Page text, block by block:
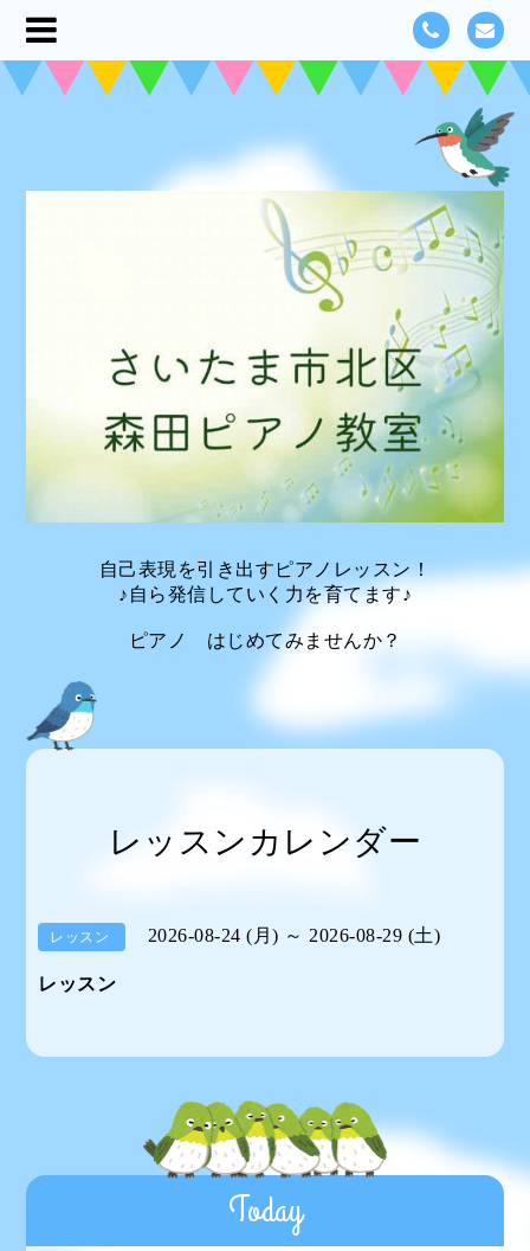
自己表現を引き出すピアノレッスン！
♪自ら発信していく力を育てます♪
ピアノ はじめてみませんか？
レッスンカレンダー
レッスン 2026-08-24 (月) ～ 2026-08-29 (土)
レッスン
Today